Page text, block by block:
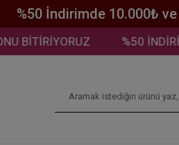
%50 İndirimde 10.000₺
%50 İNDİRİM BAŞLADI